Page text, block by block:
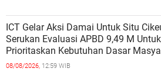
ICT Gelar Aksi Damai Untuk Situ
Serukan Evaluasi APBD 9,49 M
Prioritaskan Kebutuhan Dasar
Belum Saat nya Butuh Kawasa
08/08/2026, 12:59 WIB